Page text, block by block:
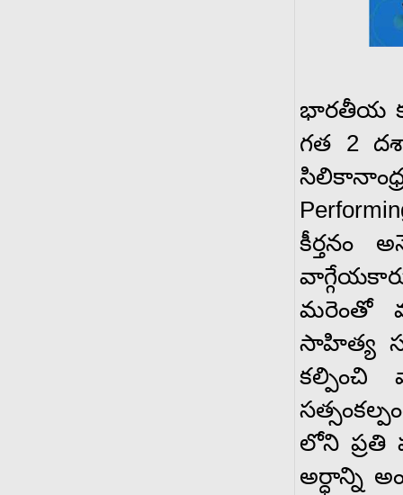
భారతీయ
గత 2
కీర్తనం
మరెంతో
సాహిత్య
కల్పించి
లోని ప్రతి
అర్ధాన్ని